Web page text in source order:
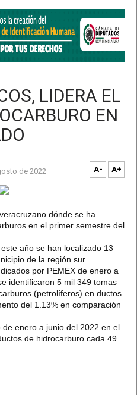
LIDERA EL
EN
de 2022 A- A+
dónde se ha
en el primer semestre del
año se han localizado 13
de la región sur.
por PEMEX de enero a
identificaron 5 mil 349 tomas
(petrolíferos) en ductos.
del 1.13% en comparación
enero a junio del 2022 en el
de hidrocarburo cada 49